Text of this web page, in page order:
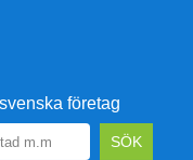
företag